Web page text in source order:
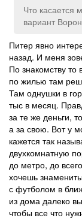
Что касается
вариант
Питер явно
назад. И меня
По знакомству то
по жилью там
Там однушки в
тыс в месяц.
за те же деньги,
а за свою. Вот у
кажется так
двухкомнатную
до метро, до
хочешь
с футболом в
из дома далеко
чтобы все что